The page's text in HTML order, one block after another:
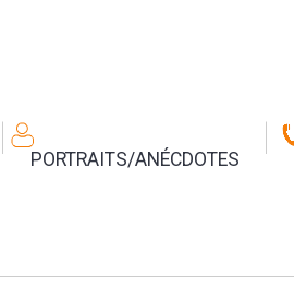
PORTRAITS/ANÉCDOTES